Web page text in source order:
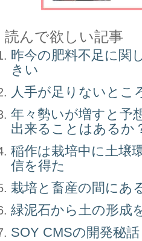
読んで欲しい記事
昨今の肥料不足に関
きい
人手が足りないとこ
年々勢いが増すと予
出来ることはあるか
稲作は栽培中に土壌
信を得た
栽培と畜産の間にあ
緑泥石から土の形成
SOY CMSの開発秘話